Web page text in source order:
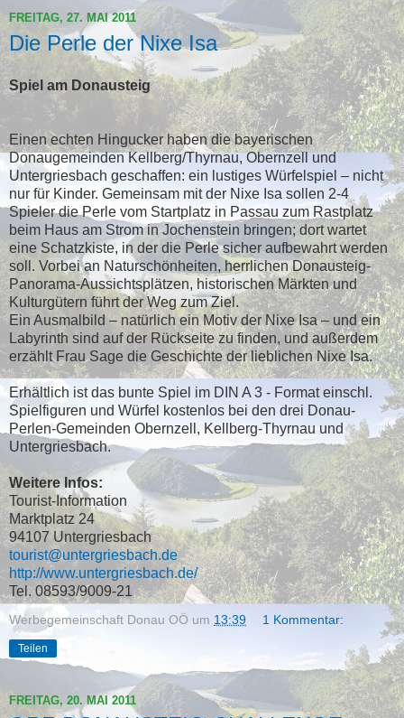
FREITAG, 27. MAI 2011
Die Perle der Nixe Isa
Spiel am Donausteig
Einen echten Hingucker haben die bayerischen
Donaugemeinden Kellberg/Thyrnau, Obernzell und
Untergriesbach geschaffen: ein lustiges Würfelspiel – nicht
nur für Kinder. Gemeinsam mit der Nixe Isa sollen 2-4
Spieler die Perle vom Startplatz in Passau zum Rastplatz
beim Haus am Strom in Jochenstein bringen; dort wartet
eine Schatzkiste, in der die Perle sicher aufbewahrt werden
soll. Vorbei an Naturschönheiten, herrlichen Donausteig-
Panorama-Aussichtsplätzen, historischen Märkten und
Kulturgütern führt der Weg zum Ziel.
Ein Ausmalbild – natürlich ein Motiv der Nixe Isa – und ein
Labyrinth sind auf der Rückseite zu finden, und außerdem
erzählt Frau Sage die Geschichte der lieblichen Nixe Isa.
Erhältlich ist das bunte Spiel im DIN A 3 - Format einschl.
Spielfiguren und Würfel kostenlos bei den drei Donau-
Perlen-Gemeinden Obernzell, Kellberg-Thyrnau und
Untergriesbach.
Weitere Infos:
Tourist-Information
Marktplatz 24
94107 Untergriesbach
tourist@untergriesbach.de
http://www.untergriesbach.de/
Tel. 08593/9009-21
Werbegemeinschaft Donau OÖ um 13:39 1 Kommentar:
Teilen
FREITAG, 20. MAI 2011